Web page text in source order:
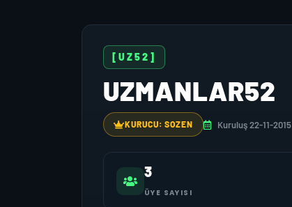
[UZ52]
UZMANLAR52
KURUCU: SOZEN Kuruluş 22-11-2015
3
ÜYE SAYISI